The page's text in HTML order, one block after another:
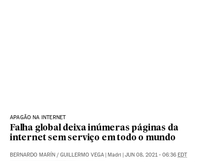
APAGÃO NA INTERNET
Falha global deixa inúmeras páginas da
internet sem serviço em todo o mundo
BERNARDO MARÍN / GUILLERMO VEGA | Madri | JUN 08, 2021 - 06:36 EDT